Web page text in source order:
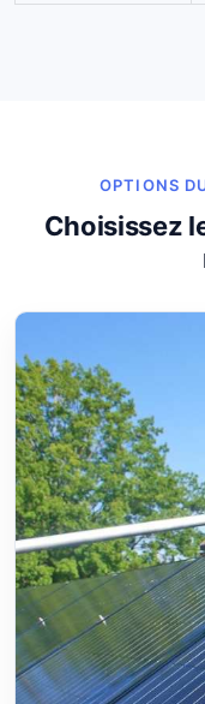
OPTIONS
Choisissez